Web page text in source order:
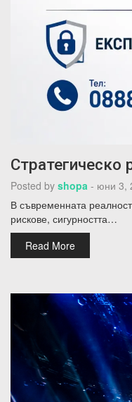
Стратегическо
Posted by shopa - юни 3,
В съвременната
рискове, сигурността…
Read More